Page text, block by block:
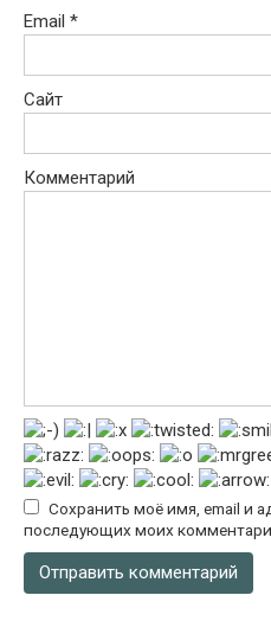
Email *
Сайт
Комментарий
Сохранить моё имя, email и
последующих моих